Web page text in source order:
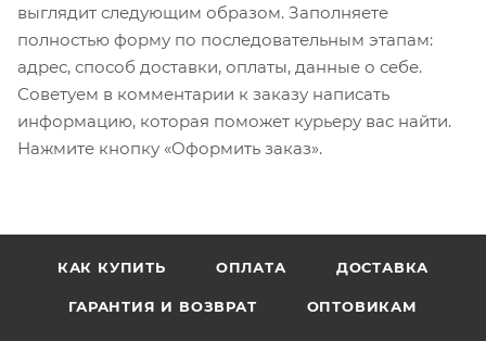
выглядит следующим образом. Заполняете
полностью форму по последовательным этапам:
адрес, способ доставки, оплаты, данные о себе.
Советуем в комментарии к заказу написать
информацию, которая поможет курьеру вас найти.
Нажмите кнопку «Оформить заказ».
КАК КУПИТЬ ОПЛАТА ДОСТАВКА
ГАРАНТИЯ И ВОЗВРАТ ОПТОВИКАМ